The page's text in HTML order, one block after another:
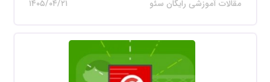
مقالات آموزشی رایگان سئو ۱۴۰۵/۰۴/۲۱